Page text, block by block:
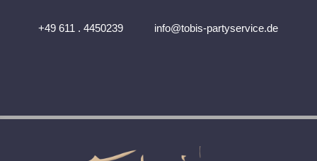
+49 611 . 4450239 info@tobis-partyservice.de